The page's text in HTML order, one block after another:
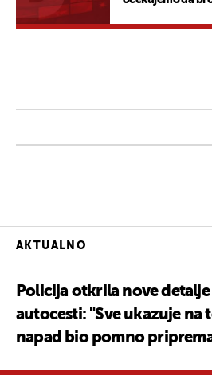
AKTUALNO
Policija otkrila nove
autocesti: "Sve ukazuje na
napad bio pomno